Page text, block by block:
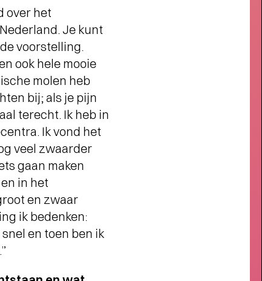
Interview
CONNOR
OVER RAGING
AGAINST VARIOUS
over het
Je kunt
voorstelling.
ook hele mooie
molen heb
bij; als je pijn
terecht. Ik heb in
Ik vond het
veel zwaarder
gaan maken
in het
en zwaar
ik bedenken:
en toen ben ik